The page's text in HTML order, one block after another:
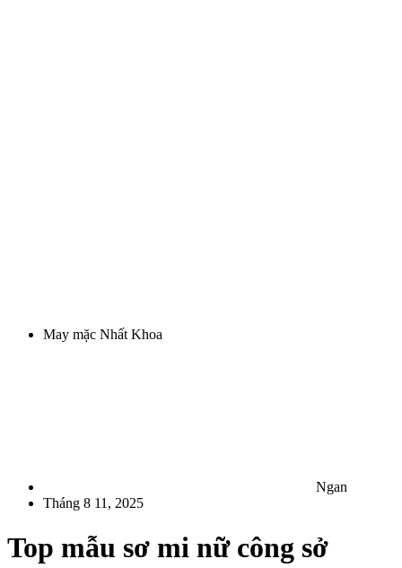
May mặc Nhất Khoa
Ngan
Tháng 8 11, 2025
Top mẫu sơ mi nữ công sở